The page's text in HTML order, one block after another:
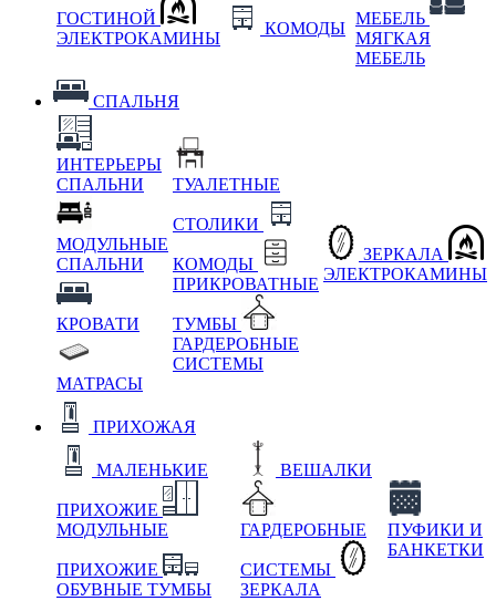
ГОСТИНОЙ
ЭЛЕКТРОКАМИНЫ
КОМОДЫ
МЕБЕЛЬ
МЯГКАЯ
МЕБЕЛЬ
СПАЛЬНЯ
ИНТЕРЬЕРЫ
СПАЛЬНИ
МОДУЛЬНЫЕ
СПАЛЬНИ
КРОВАТИ
МАТРАСЫ
ТУАЛЕТНЫЕ
СТОЛИКИ
КОМОДЫ
ПРИКРОВАТНЫЕ
ТУМБЫ
ГАРДЕРОБНЫЕ
СИСТЕМЫ
ЗЕРКАЛА
ЭЛЕКТРОКАМИНЫ
ПРИХОЖАЯ
МАЛЕНЬКИЕ
ПРИХОЖИЕ
МОДУЛЬНЫЕ
ПРИХОЖИЕ
ОБУВНЫЕ ТУМБЫ
ВЕШАЛКИ
ГАРДЕРОБНЫЕ
СИСТЕМЫ
ЗЕРКАЛА
ПУФИКИ И
БАНКЕТКИ